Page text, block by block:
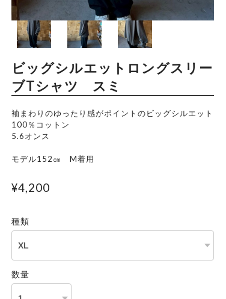
Trade Law
Privacy Policy
ビッグシルエットロングスリー
ブTシャツ スミ
袖まわりのゆったり感がポイントのビッグシルエット
100％コットン
5.6オンス
モデル152㎝ M着用
¥4,200
種類
数量